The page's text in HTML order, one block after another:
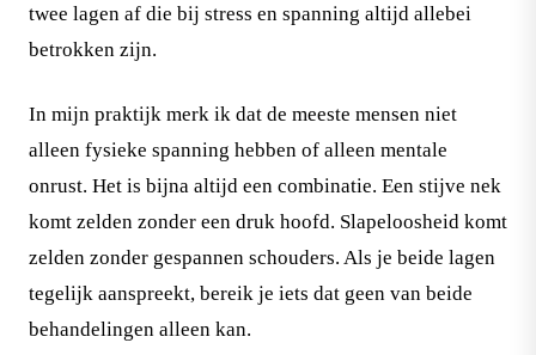
twee lagen af die bij stress en spanning altijd allebei
betrokken zijn.
In mijn praktijk merk ik dat de meeste mensen niet
alleen fysieke spanning hebben of alleen mentale
onrust. Het is bijna altijd een combinatie. Een stijve nek
komt zelden zonder een druk hoofd. Slapeloosheid komt
zelden zonder gespannen schouders. Als je beide lagen
tegelijk aanspreekt, bereik je iets dat geen van beide
behandelingen alleen kan.